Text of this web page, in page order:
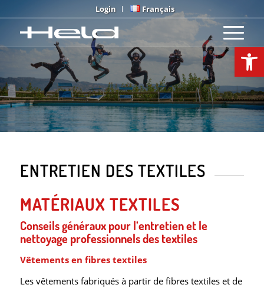
Login Français
ENTRETIEN DES TEXTILES
MATÉRIAUX TEXTILES
Conseils généraux pour l’entretien et le
nettoyage professionnels des textiles
Vêtements en fibres textiles
Les vêtements fabriqués à partir de fibres textiles et de